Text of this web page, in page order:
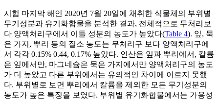
시험 마지막 해인 2020년 7월 20일에 채취한 식물체의 부위별
무기성분과 유기화합물을 분석한 결과, 전체적으로 무처리보
다 양액처리구에서 이들 성분의 농도가 높았다(Table 4). 잎, 묵
은 가지, 뿌리 등의 질소 농도는 무처리구 보다 양액처리구에
서 각각 0.15% 0.44, 0.17% 높았다. 인산은 잎과 뿌리에서, 칼륨
은 잎에서만, 마그네슘은 묵은 가지에서만 양액처리구의 농도
가 더 높았고 다른 부위에서는 유의적인 차이에 이르지 못했
다. 부위별로 보면 뿌리에서 칼륨을 제외한 모든 무기성분의
농도가 높은 특징을 보였다. 부위별 유기화합물에서는 가용성